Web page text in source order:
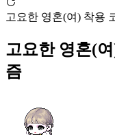
블루 삼각 수영복(남)
614
그림자 성주(여)
614
고요한 영혼(여)
고요한 영혼(여) 착용
고요한 영혼(
즘